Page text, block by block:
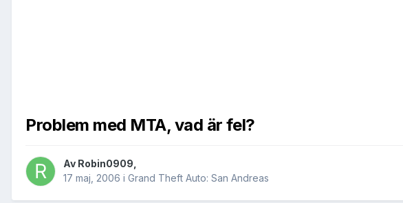
Problem med MTA, vad är fel?
Av Robin0909
17 maj, 2006 i Grand Theft Auto: San Andreas